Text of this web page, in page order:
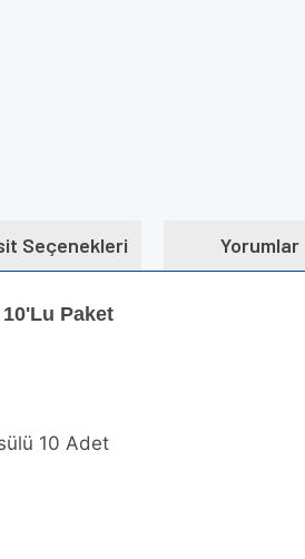
Seçenekleri Yorumlar
Paket
10 Adet